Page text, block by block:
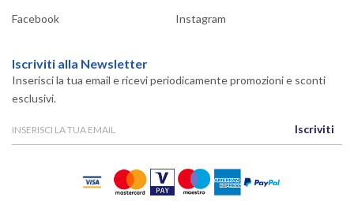
Facebook Instagram
Iscriviti alla Newsletter
Inserisci la tua email e ricevi periodicamente promozioni e sconti
esclusivi.
Iscriviti